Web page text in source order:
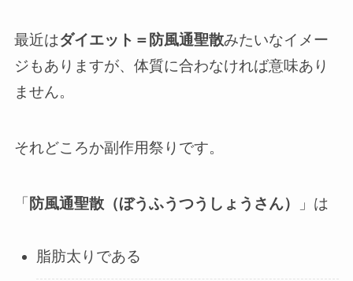
最近はダイエット＝防風通聖散みたいなイメー
ジもありますが、体質に合わなければ意味あり
ません。
それどころか副作用祭りです。
「 防風通聖散（ぼうふうつうしょうさん） 」は
脂肪太りである